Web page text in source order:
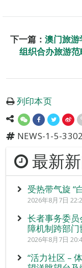
下一篇： 澳门旅
组织合办旅游
列印本页
NEWS-1-5-
最新
受热带气旋 “
2026年8月7日
长者事务委
障机制跨部
2026年8月7日
“活力社区 –